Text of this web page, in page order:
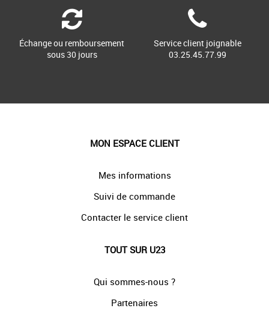
Échange ou remboursement
sous 30 jours
Service client joignable
03.25.45.77.99
MON ESPACE CLIENT
Mes informations
Suivi de commande
Contacter le service client
TOUT SUR U23
Qui sommes-nous ?
Partenaires